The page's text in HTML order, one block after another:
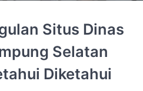
Situs Dinas
Selatan
Diketahui